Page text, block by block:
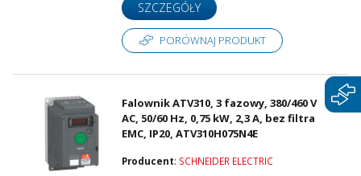
SZCZEGÓŁY
PORÓWNAJ PRODUKT
Falownik ATV310, 3 fazowy, 380/460 V
AC, 50/60 Hz, 0,75 kW, 2,3 A, bez filtra
EMC, IP20, ATV310H075N4E
Producent: SCHNEIDER ELECTRIC